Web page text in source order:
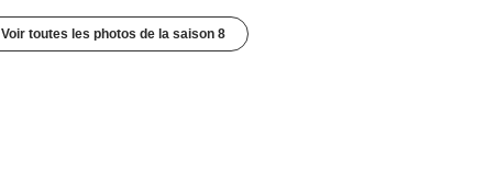
Voir toutes les photos de la saison 8